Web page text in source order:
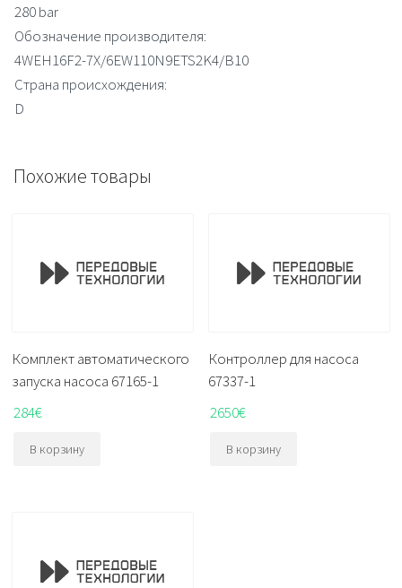
280 bar
Обозначение производителя:
4WEH16F2-7X/6EW110N9ETS2K4/B10
Страна происхождения:
D
Похожие товары
Комплект автоматического
запуска насоса 67165-1
284€
В корзину
Контроллер для насоса
67337-1
2650€
В корзину